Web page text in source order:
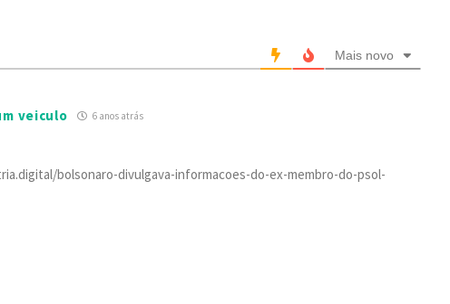
Mais novo
veiculo 6 anos atrás
bolsonaro-divulgava-informacoes-do-ex-membro-do-psol-